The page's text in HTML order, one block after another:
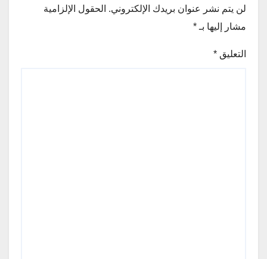
لن يتم نشر عنوان بريدك الإلكتروني. الحقول الإلزامية
مشار إليها بـ *
التعليق *